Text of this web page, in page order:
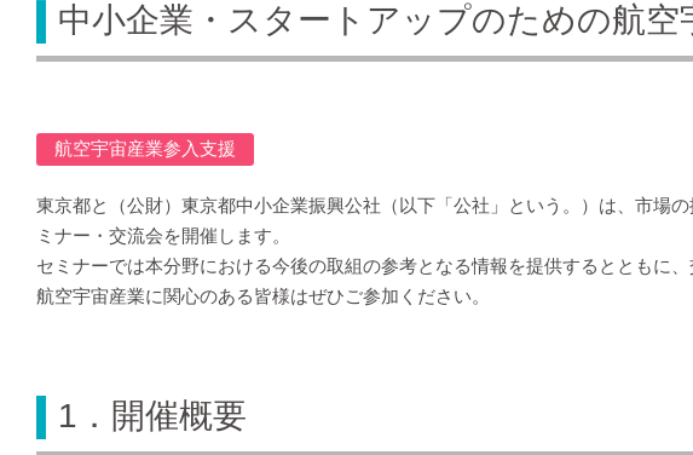
中小企業・スタートアップのための航空
航空宇宙産業参入支援
東京都と（公財）東京都中小企業振興公社（以下「公社」という。）は、市場
ミナー・交流会を開催します。
セミナーでは本分野における今後の取組の参考となる情報を提供するとともに
航空宇宙産業に関心のある皆様はぜひご参加ください。
1．開催概要